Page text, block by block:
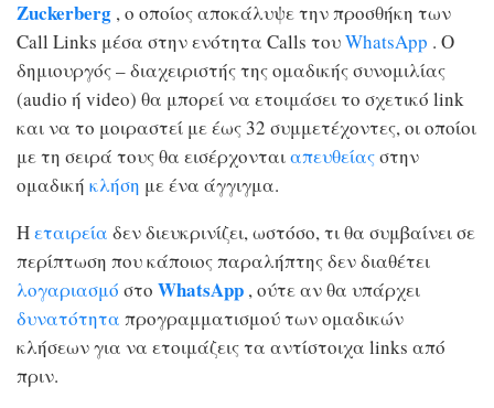
Zuckerberg , ο οποίος αποκάλυψε την προσθήκη των
Call Links μέσα στην ενότητα Calls τουWhatsApp . Ο
δημιουργός – διαχειριστής της ομαδικής συνομιλίας
(audio ή video) θα μπορεί να ετοιμάσει το σχετικό link
και να το μοιραστεί με έως 32 συμμετέχοντες, οι οποίοι
με τη σειρά τους θα εισέρχονταιαπευθείαςστην
ομαδική κλήση με ένα άγγιγμα.
Ηεταιρεία δεν διευκρινίζει, ωστόσο, τι θα συμβαίνει σε
περίπτωση που κάποιος παραλήπτης δεν διαθέτει
λογαριασμό στο WhatsApp , oύτε αν θα υπάρχει
δυνατότητα προγραμματισμού των ομαδικών
κλήσεων για να ετοιμάζεις τα αντίστοιχα links από
πριν.